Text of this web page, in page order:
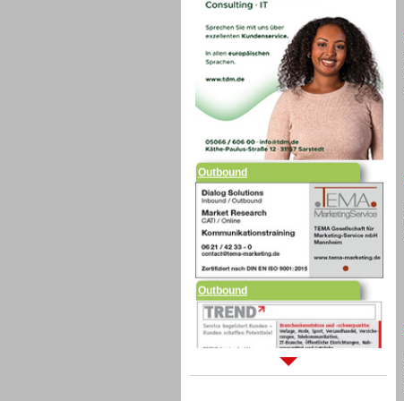
Outbound
Outbound
Sprachdialogsysteme u. Ki/